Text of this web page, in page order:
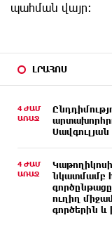
ԼՐԱՀՈՍ
4 ԺԱՄ
ԱՌԱՋ
Սավգուլյան
4 ԺԱՄ
ԱՌԱՋ
նկատմամբ
ուղիղ
գործերին
պահման վայր։